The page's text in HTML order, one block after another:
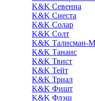
K&K Севенна
K&K Сиеста
K&K Солар
K&K Солт
K&K Талисман-
K&K Танаис
K&K Твист
K&K Тейт
K&K Триал
K&K Фишт
K&K Флэш